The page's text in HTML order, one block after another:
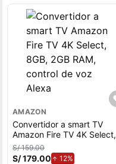
AMAZON
Convertidor a smart TV
Amazon Fire TV 4K Select,
8GB, 2GB RAM, control de
voz Alexa
S/ 159.00
S/ 179.00 12%